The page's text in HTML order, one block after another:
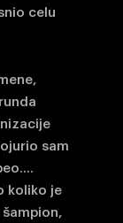
celu
sam
koliko je